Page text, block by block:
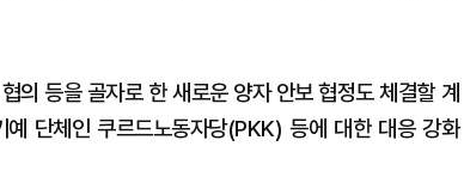
의 등을 골자로 한 새로운 양자 안보 협정도 체결할 계
단체인 쿠르드노동자당(PKK) 등에 대한 대응 강화